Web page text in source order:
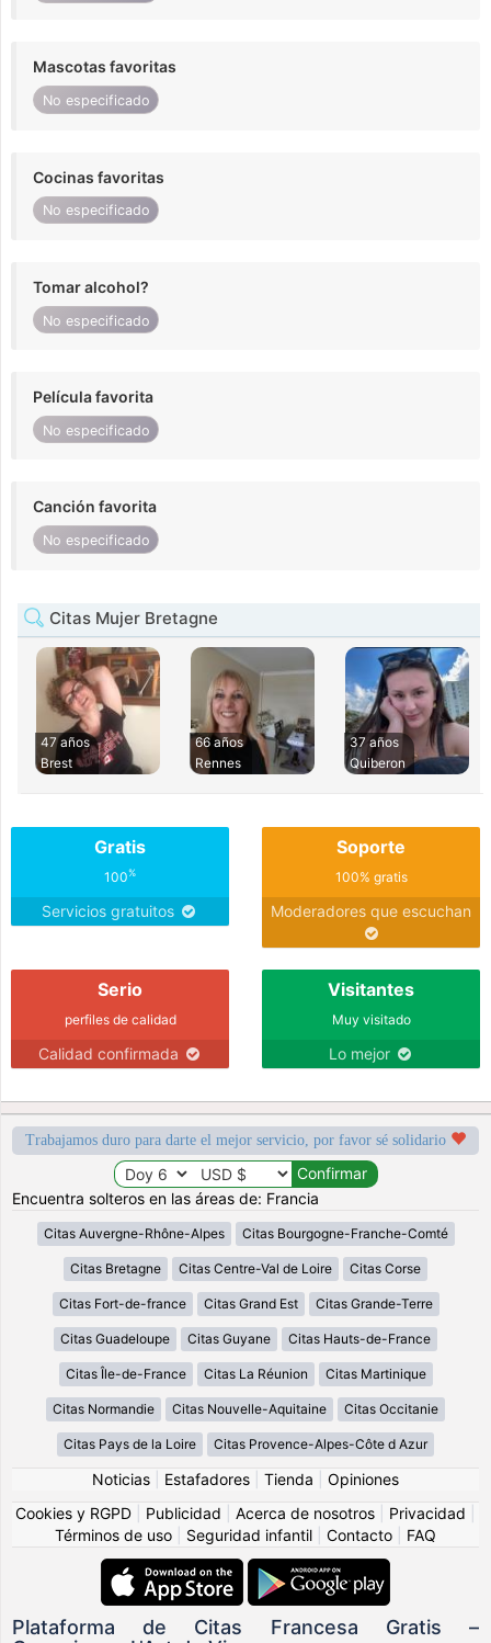
Mascotas favoritas
No especificado
Cocinas favoritas
No especificado
Tomar alcohol?
No especificado
Película favorita
No especificado
Canción favorita
No especificado
Citas Mujer Bretagne
47 años
Brest
66 años
Rennes
37 años
Quiberon
Gratis
100%
Servicios gratuitos
Soporte
100% gratis
Moderadores que escuchan
Serio
perfiles de calidad
Calidad confirmada
Visitantes
Muy visitado
Lo mejor
Trabajamos duro para darte el mejor servicio, por favor sé solidario
Encuentra solteros en las áreas de: Francia
Citas Auvergne-Rhône-Alpes Citas Bourgogne-Franche-Comté
Citas Bretagne Citas Centre-Val de Loire Citas Corse
Citas Fort-de-france Citas Grand Est Citas Grande-Terre
Citas Guadeloupe Citas Guyane Citas Hauts-de-France
Citas Île-de-France Citas La Réunion Citas Martinique
Citas Normandie Citas Nouvelle-Aquitaine Citas Occitanie
Citas Pays de la Loire Citas Provence-Alpes-Côte d Azur
Noticias Estafadores Tienda
Opiniones
Cookies y RGPD
Publicidad Acerca de nosotros Privacidad
Términos de uso
Seguridad infantil Contacto FAQ
Plataforma de Citas Francesa Gratis –